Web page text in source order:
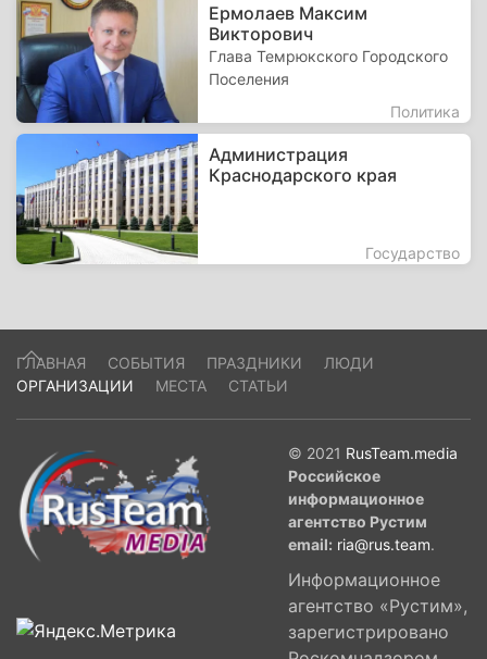
Ермолаев Максим
Викторович
Глава Темрюкского Городского
Поселения
Политика
Администрация
Краснодарского края
Государство
ГЛАВНАЯ СОБЫТИЯ ПРАЗДНИКИ
ЛЮДИ
ОРГАНИЗАЦИИ
МЕСТА СТАТЬИ
© 2021 RusTeam.media
Российское
информационное
агентство Рустим
email: ria@rus.team.
Информационное
агентство «Рустим»,
зарегистрировано